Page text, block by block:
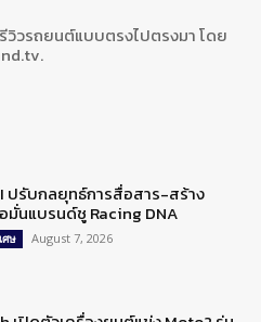
รีวิวรถยนต์แบบตรงไปตรงมา โดย
ปรับกลยุทธ์การสื่อสาร-สร้าง
มั่นแบรนด์ชู Racing DNA
ศษ August 7, 2026